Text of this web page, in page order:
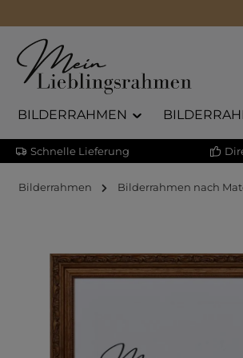
BILDERRAHMEN
Schnelle Lieferung
Bilderrahmen Bilderrahmen nach